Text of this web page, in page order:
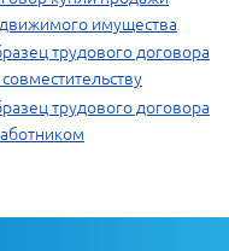
имущества
трудового договора
трудового договора